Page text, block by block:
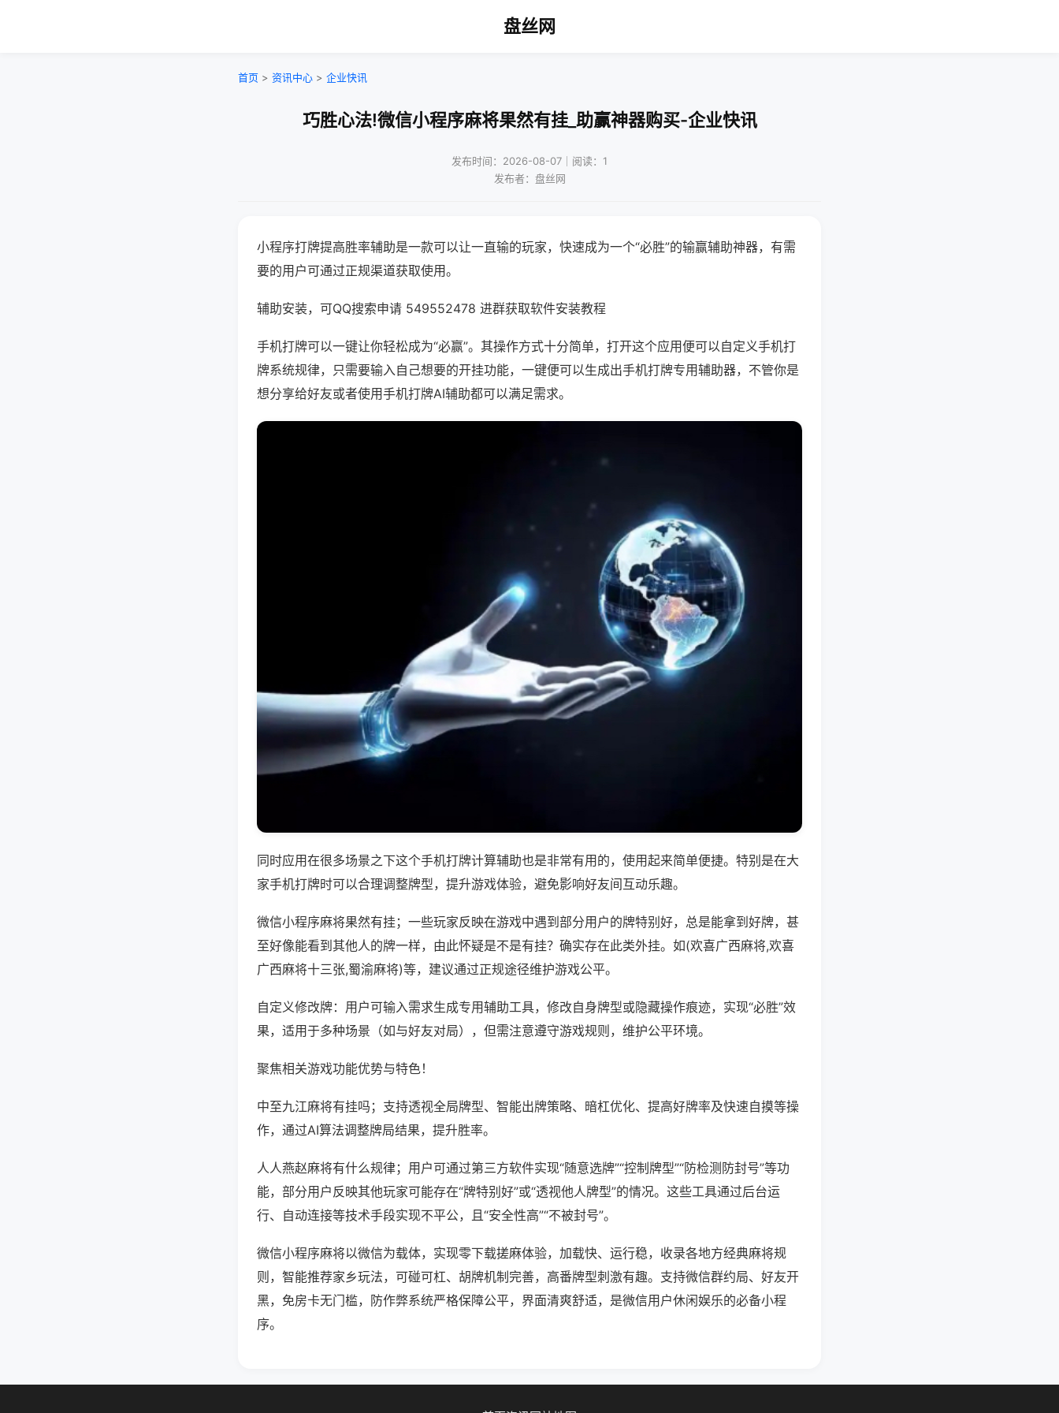
盘丝网
首页 > 资讯中心 > 企业快讯
巧胜心法!微信小程序麻将果然有挂_助赢神器购买-企业快讯
发布时间：2026-08-07｜阅读：1
发布者：盘丝网
小程序打牌提高胜率辅助是一款可以让一直输的玩家，快速成为一个“必胜”的输赢辅助神器，有需
要的用户可通过正规渠道获取使用。
辅助安装，可QQ搜索申请 549552478 进群获取软件安装教程
手机打牌可以一键让你轻松成为“必赢”。其操作方式十分简单，打开这个应用便可以自定义手机打
牌系统规律，只需要输入自己想要的开挂功能，一键便可以生成出手机打牌专用辅助器，不管你是
想分享给好友或者使用手机打牌AI辅助都可以满足需求。
同时应用在很多场景之下这个手机打牌计算辅助也是非常有用的，使用起来简单便捷。特别是在大
家手机打牌时可以合理调整牌型，提升游戏体验，避免影响好友间互动乐趣。
微信小程序麻将果然有挂；一些玩家反映在游戏中遇到部分用户的牌特别好，总是能拿到好牌，甚
至好像能看到其他人的牌一样，由此怀疑是不是有挂？确实存在此类外挂。如(欢喜广西麻将,欢喜
广西麻将十三张,蜀渝麻将)等，建议通过正规途径维护游戏公平。
自定义修改牌：用户可输入需求生成专用辅助工具，修改自身牌型或隐藏操作痕迹，实现“必胜”效
果，适用于多种场景（如与好友对局），但需注意遵守游戏规则，维护公平环境。
聚焦相关游戏功能优势与特色！
中至九江麻将有挂吗；支持透视全局牌型、智能出牌策略、暗杠优化、提高好牌率及快速自摸等操
作，通过AI算法调整牌局结果，提升胜率。
人人燕赵麻将有什么规律；用户可通过第三方软件实现“随意选牌”“控制牌型”“防检测防封号”等功
能，部分用户反映其他玩家可能存在“牌特别好”或“透视他人牌型”的情况。这些工具通过后台运
行、自动连接等技术手段实现不平公，且“安全性高”“不被封号”。
微信小程序麻将以微信为载体，实现零下载搓麻体验，加载快、运行稳，收录各地方经典麻将规
则，智能推荐家乡玩法，可碰可杠、胡牌机制完善，高番牌型刺激有趣。支持微信群约局、好友开
黑，免房卡无门槛，防作弊系统严格保障公平，界面清爽舒适，是微信用户休闲娱乐的必备小程
序。